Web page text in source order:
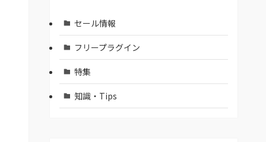
セール情報
フリープラグイン
特集
知識・Tips